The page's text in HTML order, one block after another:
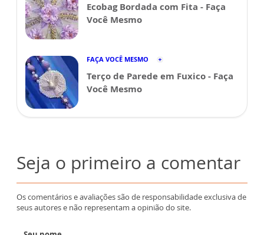
Ecobag Bordada com Fita - Faça
Você Mesmo
FAÇA VOCÊ MESMO
Terço de Parede em Fuxico - Faça
Você Mesmo
Seja o primeiro a comentar
Os comentários e avaliações são de responsabilidade exclusiva de
seus autores e não representam a opinião do site.